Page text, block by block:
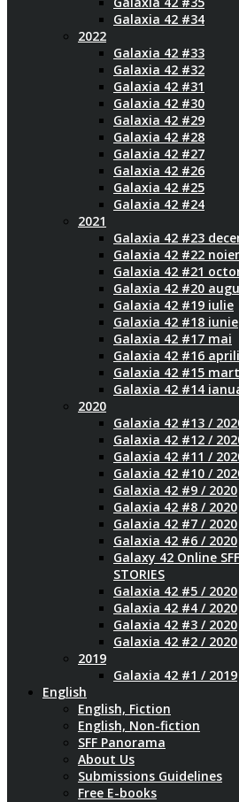
Galaxia 42 #34
2022
Galaxia 42 #33
Galaxia 42 #32
Galaxia 42 #31
Galaxia 42 #30
Galaxia 42 #29
Galaxia 42 #28
Galaxia 42 #27
Galaxia 42 #26
Galaxia 42 #25
Galaxia 42 #24
2021
Galaxia 42 #23
Galaxia 42 #22
Galaxia 42 #21
Galaxia 42 #20
Galaxia 42 #19 iulie
Galaxia 42 #18 iunie
Galaxia 42 #17 mai
Galaxia 42 #16
Galaxia 42 #15
Galaxia 42 #14
2020
Galaxia 42 #13 /
Galaxia 42 #12 /
Galaxia 42 #11 /
Galaxia 42 #10 /
Galaxia 42 #9 / 2020
Galaxia 42 #8 / 2020
Galaxia 42 #7 / 2020
Galaxia 42 #6 / 2020
Galaxy 42 Online
STORIES
Galaxia 42 #5 / 2020
Galaxia 42 #4 / 2020
Galaxia 42 #3 / 2020
Galaxia 42 #2 / 2020
2019
Galaxia 42 #1 / 2019
English
English, Fiction
English, Non-fiction
SFF Panorama
About Us
Submissions Guidelines
Free E-books